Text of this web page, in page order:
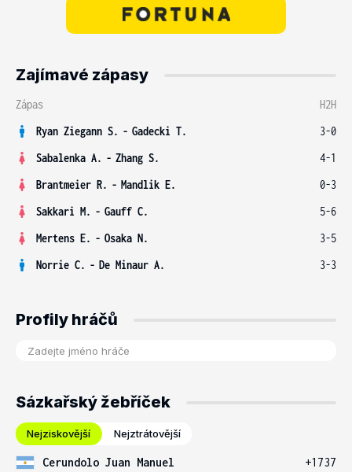
Zajímavé zápasy
Zápas
H2H
Ryan Ziegann S. - Gadecki T.
3-0
Sabalenka A. - Zhang S.
4-1
Brantmeier R. - Mandlik E.
0-3
Sakkari M. - Gauff C.
5-6
Mertens E. - Osaka N.
3-5
Norrie C. - De Minaur A. 3-3
Profily hráčů
Sázkařský žebříček
Nejziskovější Nejztrátovější
Cerundolo Juan Manuel
+1737